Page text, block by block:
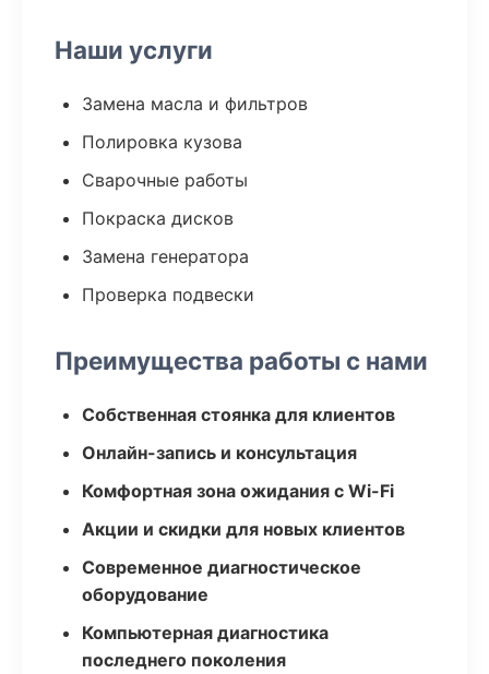
Наши услуги
Замена масла и фильтров
Полировка кузова
Сварочные работы
Покраска дисков
Замена генератора
Проверка подвески
Преимущества работы с нами
Собственная стоянка для клиентов
Онлайн-запись и консультация
Комфортная зона ожидания с Wi-Fi
Акции и скидки для новых клиентов
Современное диагностическое
оборудование
Компьютерная диагностика
последнего поколения